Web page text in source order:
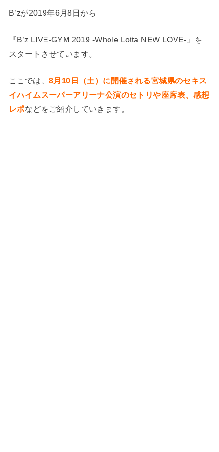
B’zが2019年6月8日から
『B’z LIVE-GYM 2019 -Whole Lotta NEW LOVE-』を
スタートさせています。
ここでは、 8月10日（土）に開催される宮城県のセキス
イハイムスーパーアリーナ公演のセトリや座席表、感想
レポなどをご紹介していきます。